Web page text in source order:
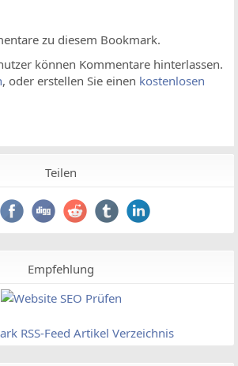
zu diesem Bookmark.
können Kommentare hinterlassen.
, oder erstellen Sie einen kostenlosen
Teilen
Empfehlung